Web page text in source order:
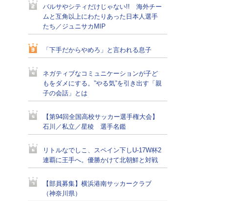
バルサやシティだけじゃない!! 海外チー
ムと互角以上にわたりあった日本人選手
たち／ジュニサカMIP
「下手だからやめろ」と言われる息子
ネガティブなコミュニケーションが子ど
もをダメにする。”やる気”を引き出す「親
子の会話」とは
【第94回全国高校サッカー選手権大会】
石川／私立／星稜 選手名鑑
リトルなでしこ、スペイン下しU-17W杯2
連覇に王手へ。優勝かけて北朝鮮と対戦
【部員募集】横浜港南サッカークラブ
（神奈川県）